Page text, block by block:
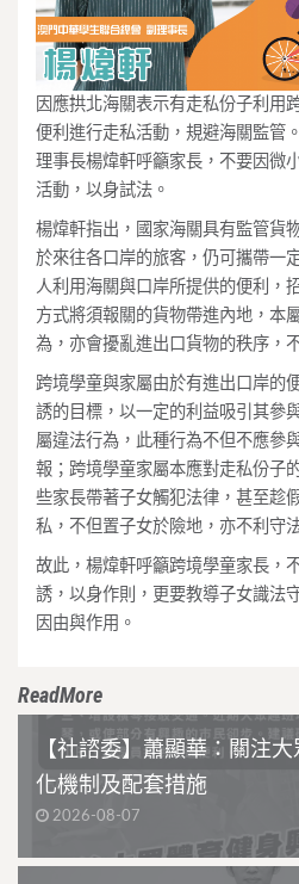
因應拱北海關表示有走私份子利用
便利進行走私活動，規避海關監管
理事長楊煒軒呼籲家長，不要因微
活動，以身試法。
楊煒軒指出，國家海關具有監管貨
於來往各口岸的旅客，仍可攜帶一
人利用海關與口岸所提供的便利，
方式將須報關的貨物帶進內地，本
為，亦會擾亂進出口貨物的秩序，
跨境學童與家屬由於有進出口岸的
誘的目標，以一定的利益吸引其參
屬違法行為，此種行為不但不應參
報；跨境學童家屬本應對走私份子
些家長帶著子女觸犯法律，甚至趁
私，不但置子女於險地，亦不利守
故此，楊煒軒呼籲跨境學童家長，
誘，以身作則，更要教導子女識法
因由與作用。
ReadMore
【社諮委】蕭顯華：關注
化機制及配套措施
2026-08-07